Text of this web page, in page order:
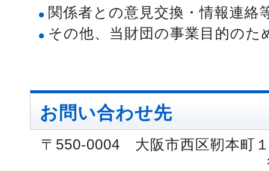
関係者との意見交換・情報連絡
その他、当財団の事業目的の
お問い合わせ先
〒550-0004 大阪市西区靭本町